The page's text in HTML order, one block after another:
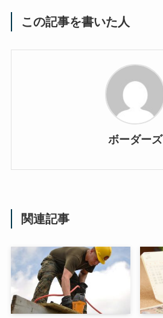
この記事を書いた人
ボーダーズ
関連記事